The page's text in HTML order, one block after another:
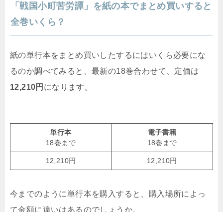
「戦国小町苦労譚」を紙の本でまとめ買いすると
全巻いくら？
紙の単行本をまとめ買いしたするにはいくら必要にな
るのか調べてみると、最新の18巻合わせて、定価は
12,210円 になります。
単行本
18巻まで
電子書籍
18巻まで
12,210円 12,210円
今までのように単行本を購入すると、購入場所によっ
て金額に違いはあるのでしょうか。